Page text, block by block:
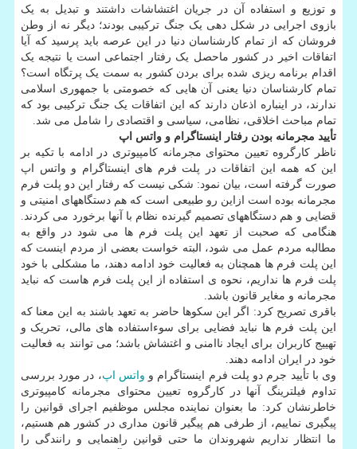
و توزیع و استفاده آن در جریان اغتشاشات داشتند و تبدیل به یک
بازوی اجرایی در شکل دهی یک جنگ ترکیبی بودند؛ دیگر نه از وطن
فروشان که از تمام کارشناسان دنیا در این عرصه باید پرسید که آیا
اتفاقات اخیر در کشور ماحصل یک رفتار اجتماعی است یا نتیجه یک
اقدام برنامه ریزی شده برای بردن کشور به سمت یک پرتگاه است؟
تمام کارشناسان دنیا یعنی آن هایی که خصومتی با جمهوری اسلامی
ندارند، در اینباره اذعان دارند که این اتفاقات یک جنگ ترکیبی بود که
تمام مباحث اخلاقی، نظامی، سیاسی و اقتصادی را شامل می شد.
تأیید مجرمانه بودن رفتار اینستاگرام و واتس اپ
ناظر کارگروه تعیین محتوای مجرمانه کامپیوتری در ادامه با تکیه بر
این که همه این اتفاقات در پلت فرم های اینستاگرام و واتس اپ
صورت گرفته است، بیان نمود: شکی نیست که رفتار این دو پلت فرم
مجرمانه بوده است ازاین رو طبیعی است که هم دستگاههای امنیتی و
قضایی و هم دستگاههای تصمیم گیرنده نظام با آنها برخورد می کردند.
هنگامی که صحبت از تعهد این پلت فرم ها می شود در واقع به
مطالبه مردم عمل می شود، البته خواست بعضی از مردم اینست که
این پلت فرم ها همچنان به فعالیت خود ادامه دهند، ما مشکلی با خود
پلت فرم ها نداریم، نحوه ی استفاده از این پلت فرم هاست که نباید
مجرمانه و مغایر قانون باشد.
باقری تصریح کرد: اگر این سکوها حاضر به تعهد باشند به این معنا که
این پلت فرم ها نباید فضایی برای سوءاستفاده های مالی، تحریک و
تهییج کاربران برای ایجاد ناامنی و اغتشاش باشد؛ می توانند به فعالیت
خود در ایران ادامه دهند.
وی با تأیید جرم دو پلت فرم اینستاگرام و واتس اپ، در مورد بررسی
تداوم فیلترینگ آنها در کارگروه تعیین محتوای مجرمانه کامپیوتری
خاطرنشان کرد: ما بعنوان نماینده مجلس موظفیم اجرای قوانین را
پیگیری نماییم، از طرفی هم پیگیر قانون مداری در کشور هم هستیم،
ما انتظار نداریم شهروندان ما حتی قوانین راهنمایی و رانندگی را